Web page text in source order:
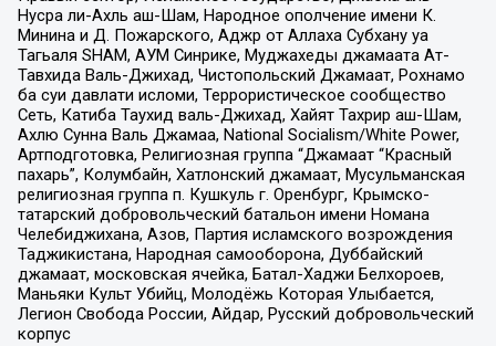
Нусра ли-Ахль аш-Шам, Народное ополчение имени К.
Минина и Д. Пожарского, Аджр от Аллаха Субхану уа
Тагьаля SHAM, АУМ Синрике, Муджахеды джамаата Ат-
Тавхида Валь-Джихад, Чистопольский Джамаат, Рохнамо
ба суи давлати исломи, Террористическое сообщество
Сеть, Катиба Таухид валь-Джихад, Хайят Тахрир аш-Шам,
Ахлю Сунна Валь Джамаа, National Socialism/White Power,
Артподготовка, Религиозная группа “Джамаат “Красный
пахарь”, Колумбайн, Хатлонский джамаат, Мусульманская
религиозная группа п. Кушкуль г. Оренбург, Крымско-
татарский добровольческий батальон имени Номана
Челебиджихана, Азов, Партия исламского возрождения
Таджикистана, Народная самооборона, Дуббайский
джамаат, московская ячейка, Батал-Хаджи Белхороев,
Маньяки Культ Убийц, Молодёжь Которая Улыбается,
Легион Свобода России, Айдар, Русский добровольческий
корпус